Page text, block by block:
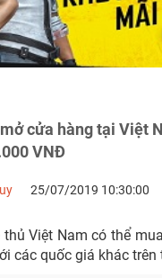
cửa hàng tại Việt
VNĐ
25/07/2019 10:30:00
thủ Việt Nam có thể
các quốc giá khác trên